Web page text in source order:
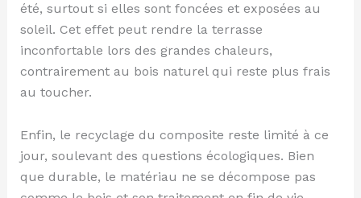
été, surtout si elles sont foncées et exposées au
soleil. Cet effet peut rendre la terrasse
inconfortable lors des grandes chaleurs,
contrairement au bois naturel qui reste plus frais
au toucher.
Enfin, le recyclage du composite reste limité à ce
jour, soulevant des questions écologiques. Bien
que durable, le matériau ne se décompose pas